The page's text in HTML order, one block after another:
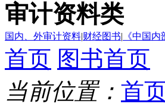
审计资料类
国内、外审计资料|财经图书| 《中国
首页 图书首页
当前位置： 首